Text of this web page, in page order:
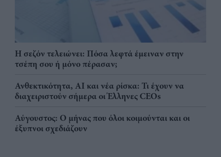
Η σεζόν τελειώνει: Πόσα λεφτά έμειναν στην
τσέπη σου ή μόνο πέρασαν;
Ανθεκτικότητα, AI και νέα ρίσκα: Τι έχουν να
διαχειριστούν σήμερα οι Έλληνες CEOs
Αύγουστος: Ο μήνας που όλοι κοιμούνται και οι
έξυπνοι σχεδιάζουν